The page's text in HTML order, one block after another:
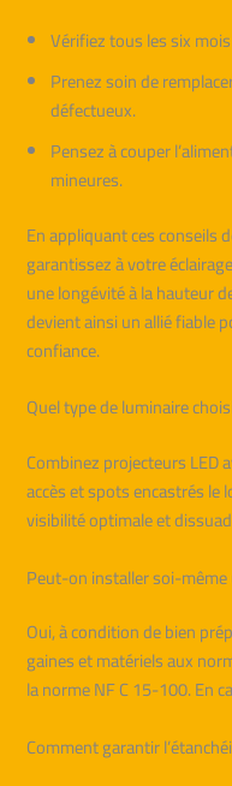
Vérifiez tous les six
Prenez soin de
défectueux.
Pensez à couper
mineures.
En appliquant ces conseils
garantissez à votre
une longévité à la hauteur
devient ainsi un allié fiable
confiance.
Quel type de luminaire
Combinez projecteurs LED
accès et spots encastrés le
visibilité optimale et
Peut-on installer soi-même
Oui, à condition de bien
gaines et matériels aux
la norme NF C 15-100. En
Comment garantir